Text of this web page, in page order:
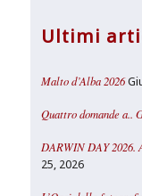
Ultimi
Malto d’Alba 2026
Quattro domande a..
DARWIN DAY 2026.
25, 2026